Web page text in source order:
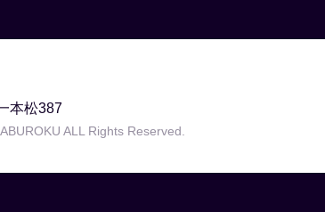
本松387
ALL Rights Reserved.